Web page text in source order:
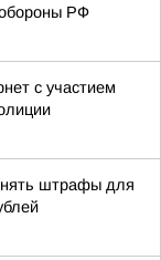
РФ
с участием
штрафы для